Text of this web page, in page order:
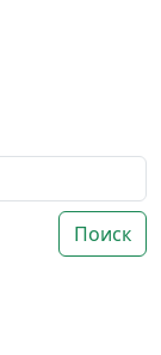
Поиск